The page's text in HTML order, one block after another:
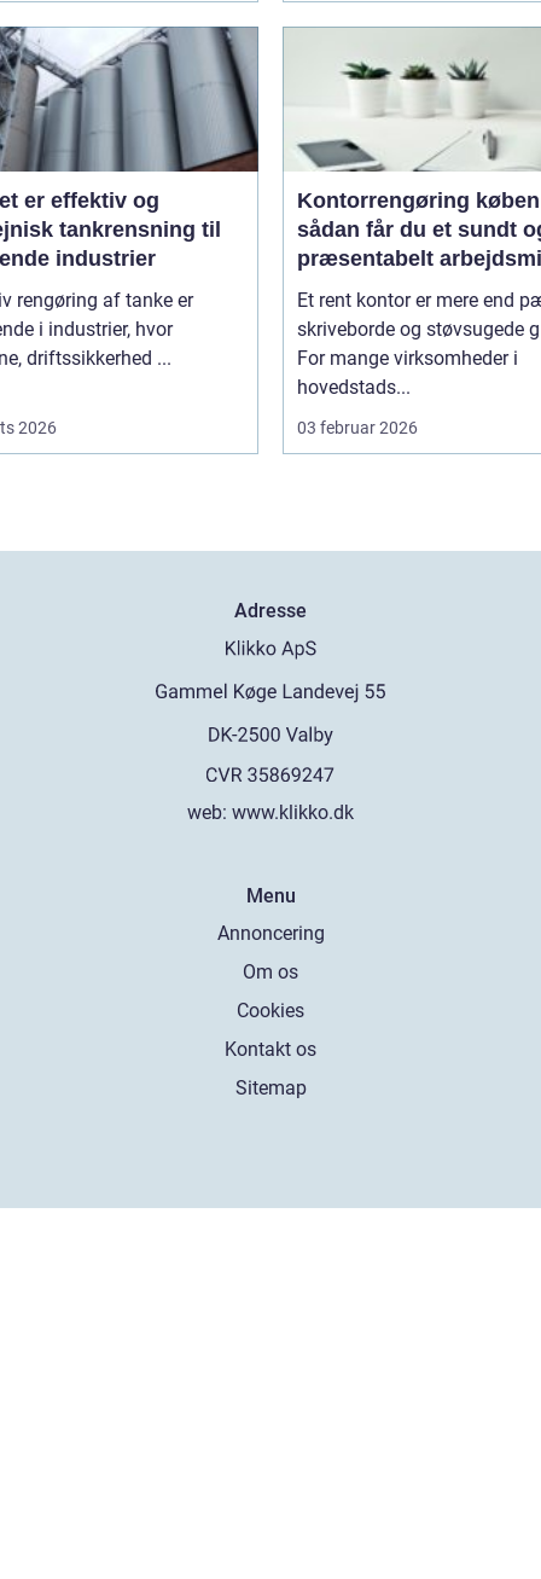
er effektiv og
tankrensning til
industrier
rengøring af tanke er
i industrier, hvor
driftssikkerhed ...
2026
Kontorrengøring
sådan får du et sundt
præsentabelt
Et rent kontor er mere end
skriveborde og støvsugede
For mange virksomheder i
hovedstads...
03 februar 2026
Adresse
web: www.klikko.dk
Menu
Annoncering
Om os
Cookies
Kontakt os
Sitemap